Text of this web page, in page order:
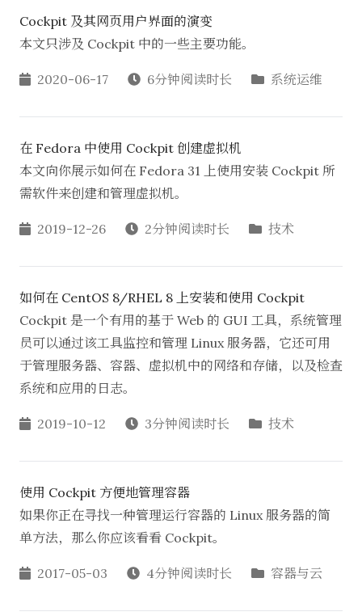
Cockpit 及其网页用户界面的演变
本文只涉及 Cockpit 中的一些主要功能。
2020-06-17 6分钟阅读时长 系统运维
在 Fedora 中使用 Cockpit 创建虚拟机
本文向你展示如何在 Fedora 31 上使用安装 Cockpit 所
需软件来创建和管理虚拟机。
2019-12-26 2分钟阅读时长 技术
如何在 CentOS 8/RHEL 8 上安装和使用 Cockpit
Cockpit 是一个有用的基于 Web 的 GUI 工具，系统管理
员可以通过该工具监控和管理 Linux 服务器，它还可用
于管理服务器、容器、虚拟机中的网络和存储，以及检查
系统和应用的日志。
2019-10-12 3分钟阅读时长 技术
使用 Cockpit 方便地管理容器
如果你正在寻找一种管理运行容器的 Linux 服务器的简
单方法，那么你应该看看 Cockpit。
2017-05-03 4分钟阅读时长 容器与云